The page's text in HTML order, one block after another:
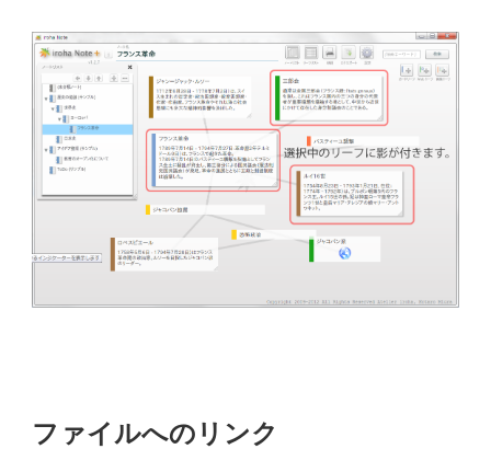
ファイルへのリンク